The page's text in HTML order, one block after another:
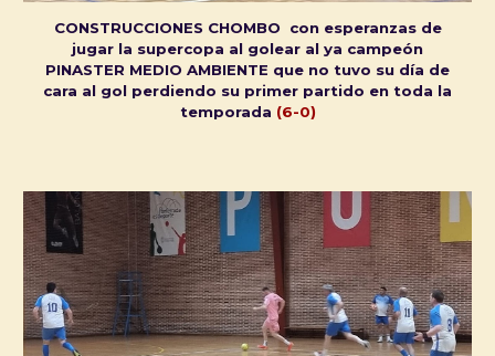
CONSTRUCCIONES CHOMBO con esperanzas de
jugar la supercopa al golear al ya campeón
PINASTER MEDIO AMBIENTE que no tuvo su día de
cara al gol perdiendo su primer partido en toda la
temporada (6-0)